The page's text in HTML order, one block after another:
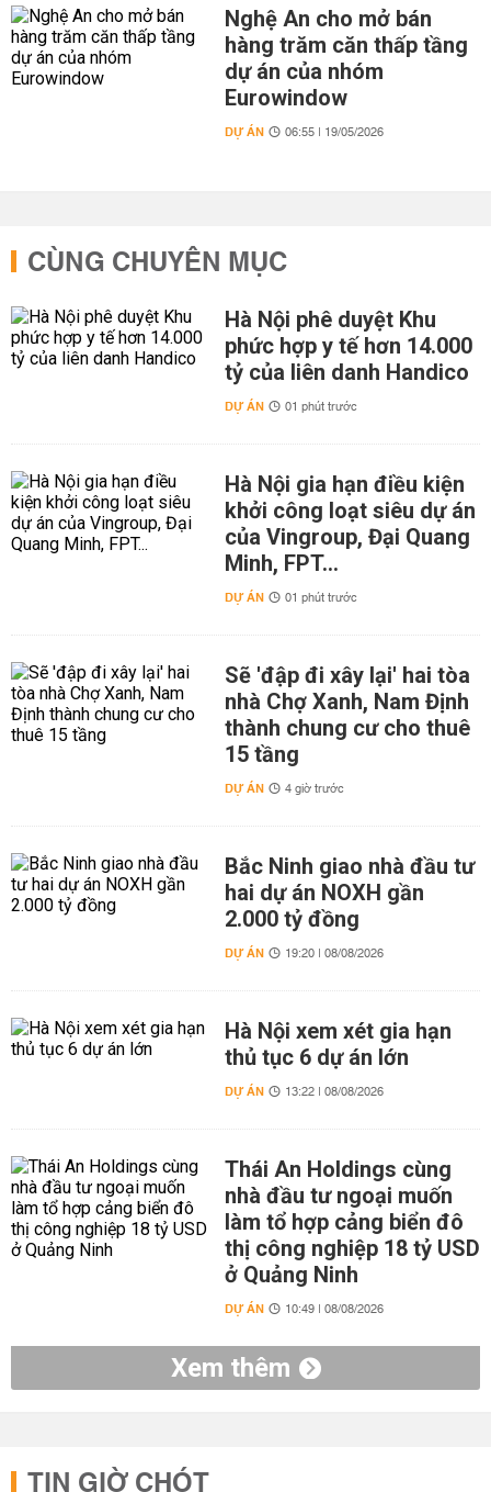
Nghệ An cho mở bán
hàng trăm căn thấp tầng
dự án của nhóm
Eurowindow
DỰ ÁN 06:55 | 19/05/2026
CÙNG CHUYÊN MỤC
Hà Nội phê duyệt Khu
phức hợp y tế hơn 14.000
tỷ của liên danh Handico
DỰ ÁN 01 phút trước
Hà Nội gia hạn điều kiện
khởi công loạt siêu dự án
của Vingroup, Đại Quang
Minh, FPT...
DỰ ÁN 01 phút trước
Sẽ 'đập đi xây lại' hai tòa
nhà Chợ Xanh, Nam Định
thành chung cư cho thuê
15 tầng
DỰ ÁN 4 giờ trước
Bắc Ninh giao nhà đầu tư
hai dự án NOXH gần
2.000 tỷ đồng
DỰ ÁN 19:20 | 08/08/2026
Hà Nội xem xét gia hạn
thủ tục 6 dự án lớn
DỰ ÁN 13:22 | 08/08/2026
Thái An Holdings cùng
nhà đầu tư ngoại muốn
làm tổ hợp cảng biển đô
thị công nghiệp 18 tỷ USD
ở Quảng Ninh
DỰ ÁN 10:49 | 08/08/2026
Xem thêm